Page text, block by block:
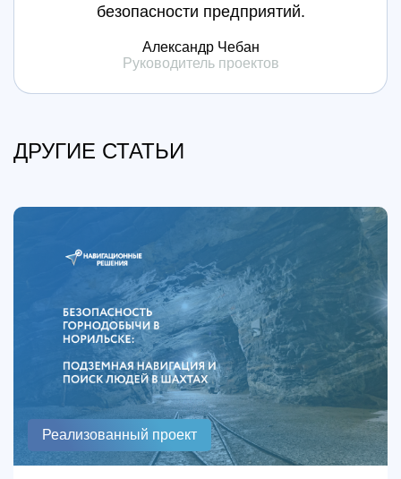
безопасности предприятий.
Александр Чебан
Руководитель проектов
ДРУГИЕ СТАТЬИ
Реализованный проект